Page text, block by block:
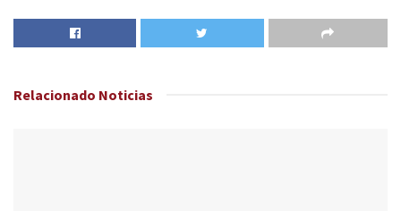
Relacionado Noticias